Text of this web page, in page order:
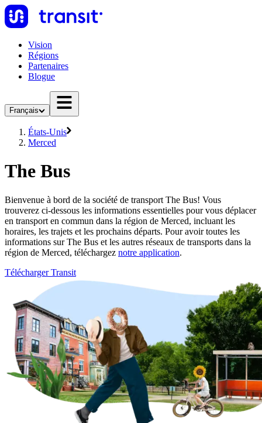
Vision
Régions
Partenaires
Blogue
Français
États-Unis
Merced
The Bus
Bienvenue à bord de la société de transport The Bus! Vous
trouverez ci-dessous les informations essentielles pour vous déplacer
en transport en commun dans la région de Merced, incluant les
horaires, les trajets et les prochains départs. Pour avoir toutes les
informations sur The Bus et les autres réseaux de transports dans la
région de Merced, téléchargez notre application.
Télécharger Transit